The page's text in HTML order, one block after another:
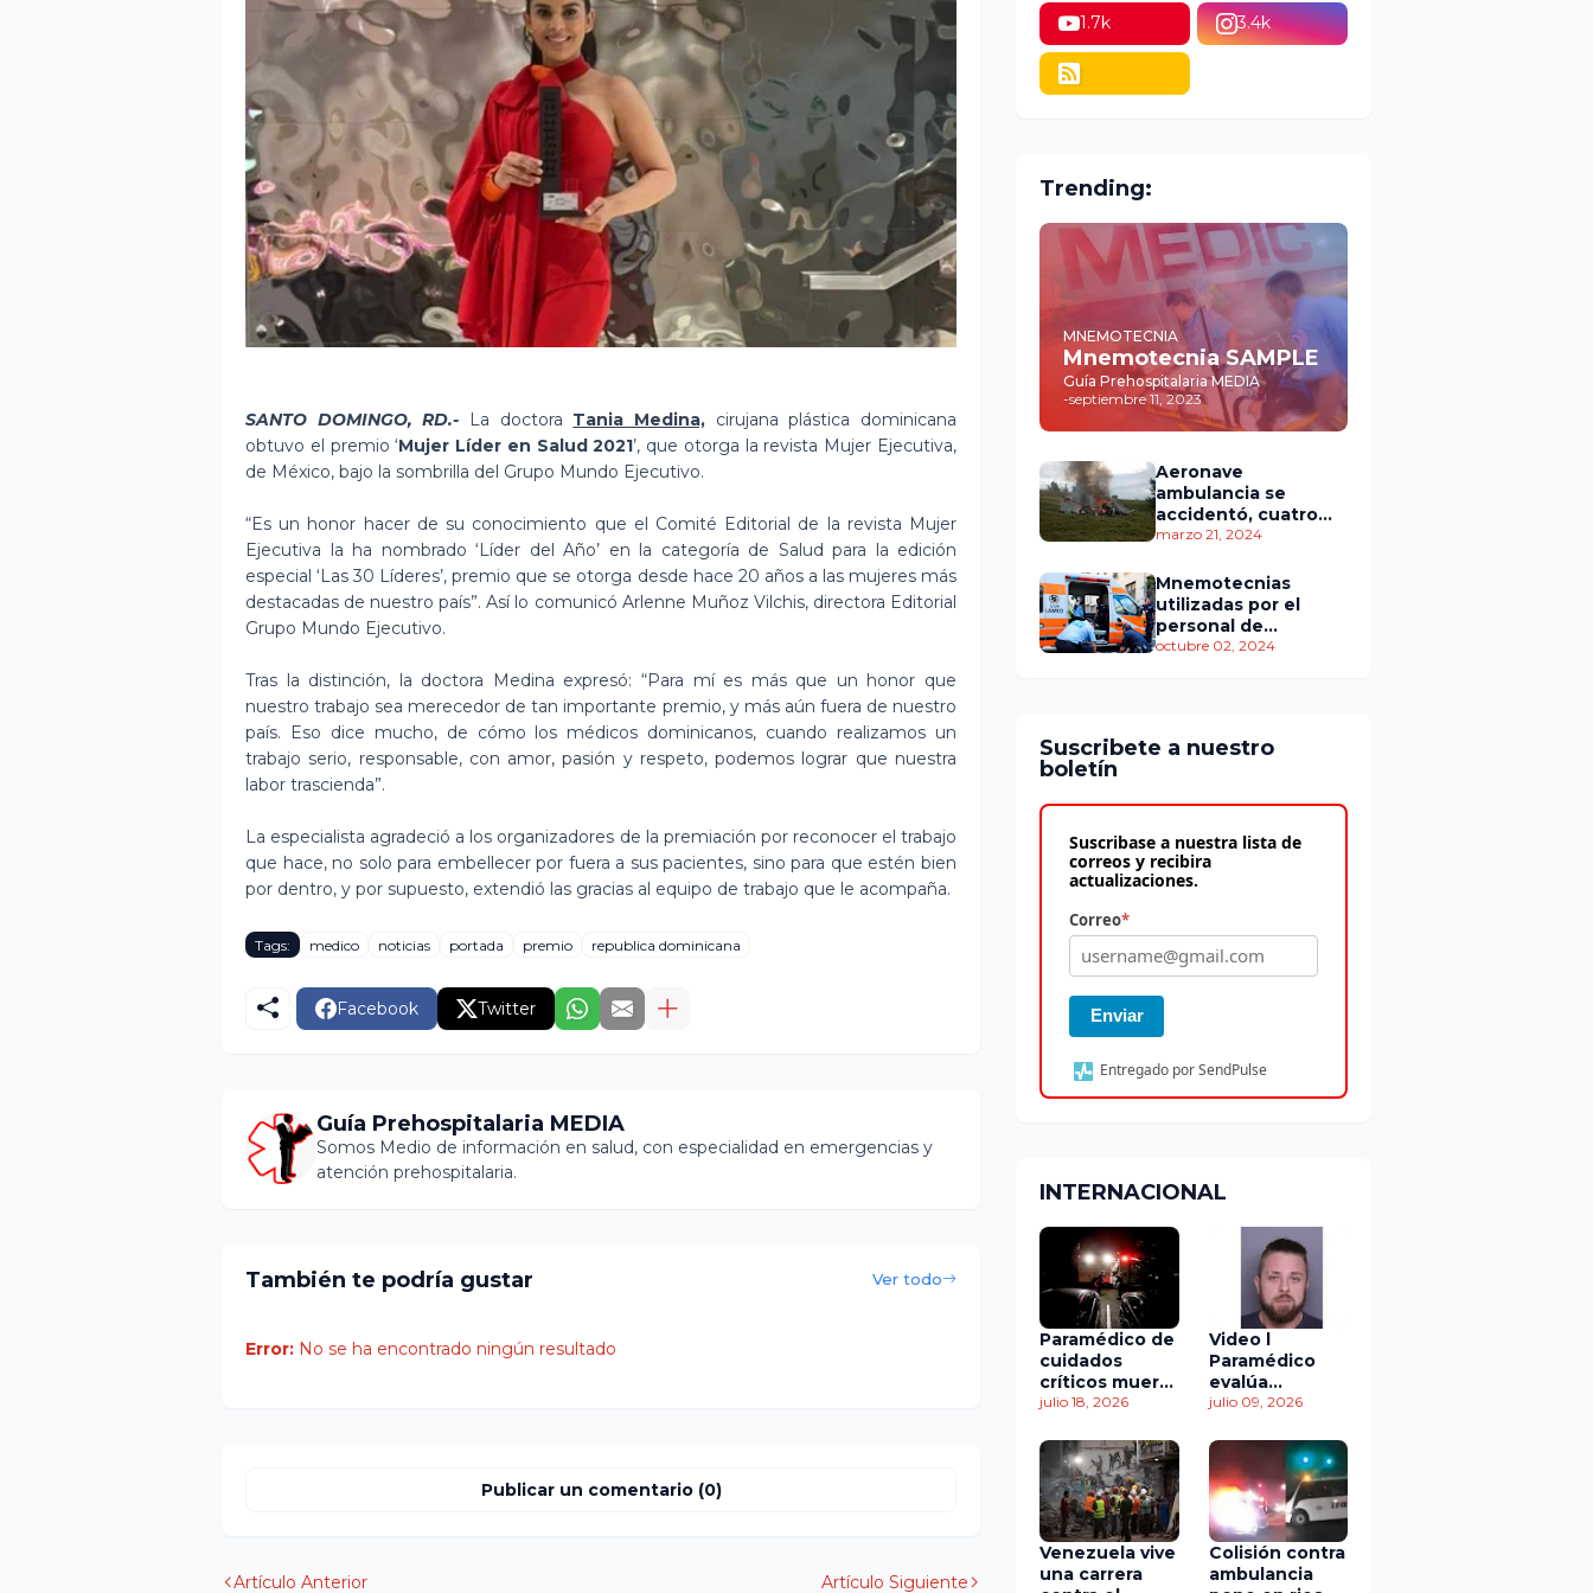
SANTO DOMINGO, RD.- La doctora Tania Medina, cirujana plástica dominicana
obtuvo el premio ‘Mujer Líder en Salud 2021’, que otorga la revista Mujer Ejecutiva,
de México, bajo la sombrilla del Grupo Mundo Ejecutivo.
“Es un honor hacer de su conocimiento que el Comité Editorial de la revista Mujer
Ejecutiva la ha nombrado ‘Líder del Año’ en la categoría de Salud para la edición
especial ‘Las 30 Líderes’, premio que se otorga desde hace 20 años a las mujeres más
destacadas de nuestro país”. Así lo comunicó Arlenne Muñoz Vilchis, directora Editorial
Grupo Mundo Ejecutivo.
Tras la distinción, la doctora Medina expresó: “Para mí es más que un honor que
nuestro trabajo sea merecedor de tan importante premio, y más aún fuera de nuestro
país. Eso dice mucho, de cómo los médicos dominicanos, cuando realizamos un
trabajo serio, responsable, con amor, pasión y respeto, podemos lograr que nuestra
labor trascienda”.
La especialista agradeció a los organizadores de la premiación por reconocer el trabajo
que hace, no solo para embellecer por fuera a sus pacientes, sino para que estén bien
por dentro, y por supuesto, extendió las gracias al equipo de trabajo que le acompaña.
Tags: medico noticias portada premio republica dominicana
Facebook Twitter
Guía Prehospitalaria MEDIA
Somos Medio de información en salud, con especialidad en emergencias y
atención prehospitalaria.
También te podría gustar Ver todo
Error: No se ha encontrado ningún resultado
Publicar un comentario (0)
Artículo Anterior Artículo Siguiente
1.7k 3.4k
Trending:
MNEMOTECNIA
Mnemotecnia SAMPLE
Guía Prehospitalaria MEDIA
-septiembre 11, 2023
Aeronave
ambulancia se
accidentó, cuatro
personas murieron
marzo 21, 2024
Mnemotecnias
utilizadas por el
personal de
atención
octubre 02, 2024
Suscribete a nuestro
boletín
Suscribase a nuestra lista de
correos y recibira
actualizaciones.
Correo*
Enviar
Entregado por SendPulse
INTERNACIONAL
Paramédico de
cuidados
críticos muere
en accidente
julio 18, 2026
Video l
Paramédico
evalúa
acuerdo de
escandaloso
caso de
contaminación
con fluidos
corporales
julio 09, 2026
Venezuela vive
una carrera
Colisión contra
ambulancia